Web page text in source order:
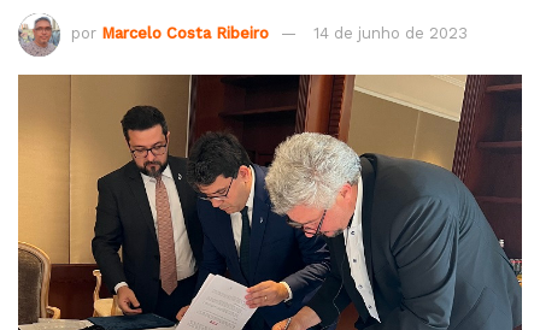
por Marcelo Costa Ribeiro 14 de junho de 2023